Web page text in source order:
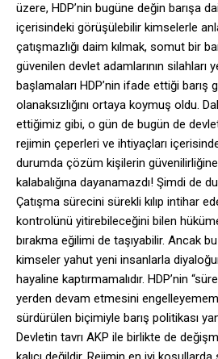
üzere, HDP’nin bugüne değin barışa
içerisindeki görüşülebilir kimselerle
çatışmazlığı daim kılmak, somut bir
güvenilen devlet adamlarının silahları
başlamaları HDP’nin ifade ettiği barış
olanaksızlığını ortaya koymuş oldu.
ettiğimiz gibi, o gün de bugün de
rejimin çeperleri ve ihtiyaçları
durumda çözüm kişilerin
kalabalığına dayanamazdı! Şimdi de
Çatışma sürecini sürekli kılıp intihar
kontrolünü yitirebileceğini bilen
bırakma eğilimi de taşıyabilir. Ancak
kimseler yahut yeni insanlarla
hayaline kaptırmamalıdır. HDP’nin
yerden devam etmesini
sürdürülen biçimiyle barış politikası
Devletin tavrı AKP ile birlikte de